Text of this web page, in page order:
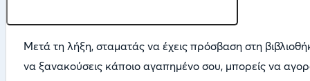
Μετά τη λήξη, σταματάς να έχεις πρόσβαση στη
να ξανακούσεις κάποιο αγαπημένο σου, μπορείς να